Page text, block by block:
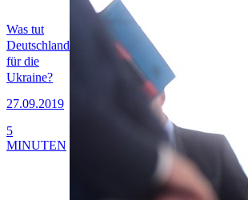
Was tut
Deutschland
für die
Ukraine?
27.09.2019
5
MINUTEN